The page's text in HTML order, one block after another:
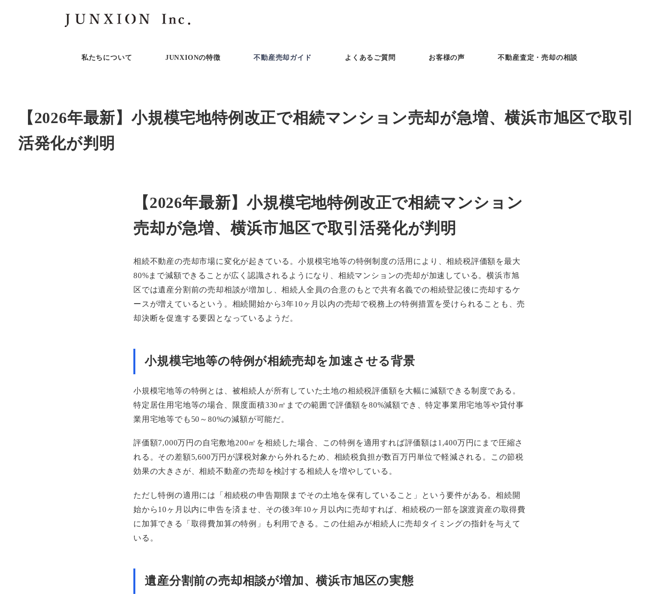
私たちについて JUNXIONの特徴 不動産売却ガイド よくあるご質問 お客様の声 不動産査定・売却の相談
【2026年最新】小規模宅地特例改正で相続マンション売却が急増、横浜市旭区で取引
活発化が判明
【2026年最新】小規模宅地特例改正で相続マンション
売却が急増、横浜市旭区で取引活発化が判明
相続不動産の売却市場に変化が起きている。小規模宅地等の特例制度の活用により、相続税評価額を最大
80%まで減額できることが広く認識されるようになり、相続マンションの売却が加速している。横浜市旭
区では遺産分割前の売却相談が増加し、相続人全員の合意のもとで共有名義での相続登記後に売却するケ
ースが増えているという。相続開始から3年10ヶ月以内の売却で税務上の特例措置を受けられることも、売
却決断を促進する要因となっているようだ。
小規模宅地等の特例が相続売却を加速させる背景
小規模宅地等の特例とは、被相続人が所有していた土地の相続税評価額を大幅に減額できる制度である。
特定居住用宅地等の場合、限度面積330㎡までの範囲で評価額を80%減額でき、特定事業用宅地等や貸付事
業用宅地等でも50～80%の減額が可能だ。
評価額7,000万円の自宅敷地200㎡を相続した場合、この特例を適用すれば評価額は1,400万円にまで圧縮さ
れる。その差額5,600万円が課税対象から外れるため、相続税負担が数百万円単位で軽減される。この節税
効果の大きさが、相続不動産の売却を検討する相続人を増やしている。
ただし特例の適用には「相続税の申告期限までその土地を保有していること」という要件がある。相続開
始から10ヶ月以内に申告を済ませ、その後3年10ヶ月以内に売却すれば、相続税の一部を譲渡資産の取得費
に加算できる「取得費加算の特例」も利用できる。この仕組みが相続人に売却タイミングの指針を与えて
いる。
遺産分割前の売却相談が増加、横浜市旭区の実態